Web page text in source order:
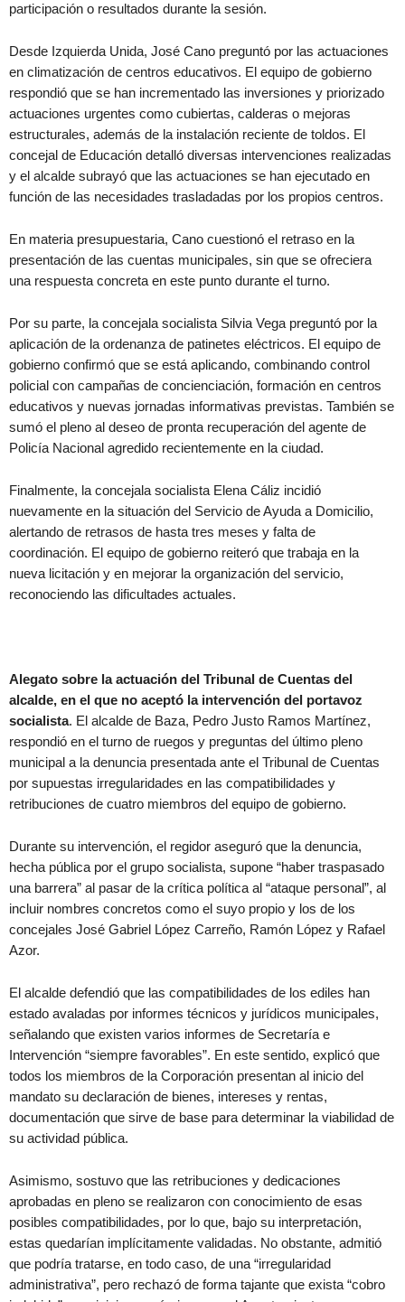
participación o resultados durante la sesión.
Desde Izquierda Unida, José Cano preguntó por las actuaciones
en climatización de centros educativos. El equipo de gobierno
respondió que se han incrementado las inversiones y priorizado
actuaciones urgentes como cubiertas, calderas o mejoras
estructurales, además de la instalación reciente de toldos. El
concejal de Educación detalló diversas intervenciones realizadas
y el alcalde subrayó que las actuaciones se han ejecutado en
función de las necesidades trasladadas por los propios centros.
En materia presupuestaria, Cano cuestionó el retraso en la
presentación de las cuentas municipales, sin que se ofreciera
una respuesta concreta en este punto durante el turno.
Por su parte, la concejala socialista Silvia Vega preguntó por la
aplicación de la ordenanza de patinetes eléctricos. El equipo de
gobierno confirmó que se está aplicando, combinando control
policial con campañas de concienciación, formación en centros
educativos y nuevas jornadas informativas previstas. También se
sumó el pleno al deseo de pronta recuperación del agente de
Policía Nacional agredido recientemente en la ciudad.
Finalmente, la concejala socialista Elena Cáliz incidió
nuevamente en la situación del Servicio de Ayuda a Domicilio,
alertando de retrasos de hasta tres meses y falta de
coordinación. El equipo de gobierno reiteró que trabaja en la
nueva licitación y en mejorar la organización del servicio,
reconociendo las dificultades actuales.
Alegato sobre la actuación del Tribunal de Cuentas del
alcalde, en el que no aceptó la intervención del portavoz
socialista. El alcalde de Baza, Pedro Justo Ramos Martínez,
respondió en el turno de ruegos y preguntas del último pleno
municipal a la denuncia presentada ante el Tribunal de Cuentas
por supuestas irregularidades en las compatibilidades y
retribuciones de cuatro miembros del equipo de gobierno.
Durante su intervención, el regidor aseguró que la denuncia,
hecha pública por el grupo socialista, supone “haber traspasado
una barrera” al pasar de la crítica política al “ataque personal”, al
incluir nombres concretos como el suyo propio y los de los
concejales José Gabriel López Carreño, Ramón López y Rafael
Azor.
El alcalde defendió que las compatibilidades de los ediles han
estado avaladas por informes técnicos y jurídicos municipales,
señalando que existen varios informes de Secretaría e
Intervención “siempre favorables”. En este sentido, explicó que
todos los miembros de la Corporación presentan al inicio del
mandato su declaración de bienes, intereses y rentas,
documentación que sirve de base para determinar la viabilidad de
su actividad pública.
Asimismo, sostuvo que las retribuciones y dedicaciones
aprobadas en pleno se realizaron con conocimiento de esas
posibles compatibilidades, por lo que, bajo su interpretación,
estas quedarían implícitamente validadas. No obstante, admitió
que podría tratarse, en todo caso, de una “irregularidad
administrativa”, pero rechazó de forma tajante que exista “cobro